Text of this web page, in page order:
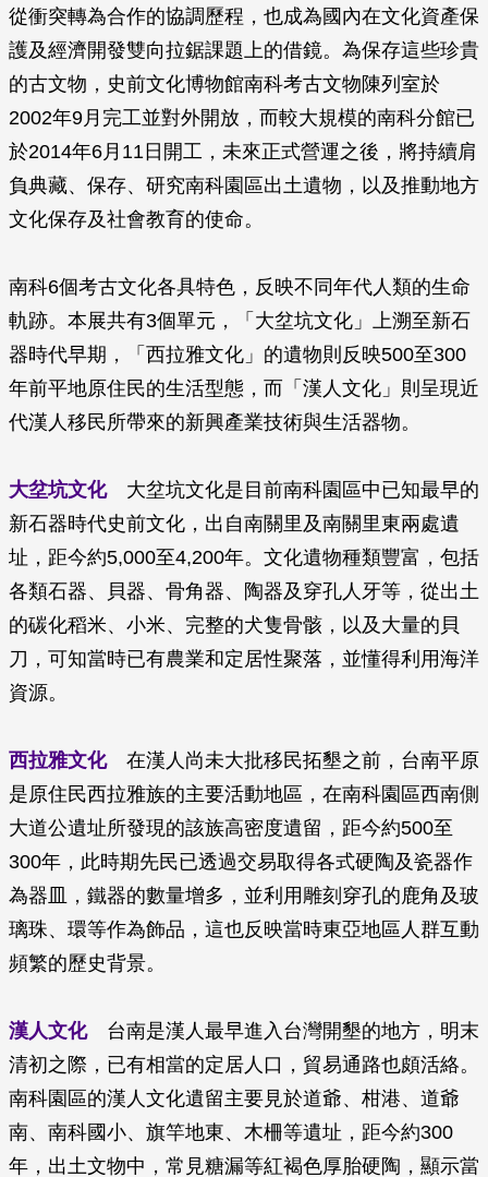
從衝突轉為合作的協調歷程，也成為國內在文化資產保
護及經濟開發雙向拉鋸課題上的借鏡。為保存這些珍貴
的古文物，史前文化博物館南科考古文物陳列室於
2002年9月完工並對外開放，而較大規模的南科分館已
於2014年6月11日開工，未來正式營運之後，將持續肩
負典藏、保存、研究南科園區出土遺物，以及推動地方
文化保存及社會教育的使命。
南科6個考古文化各具特色，反映不同年代人類的生命
軌跡。本展共有3個單元，「大坌坑文化」上溯至新石
器時代早期，「西拉雅文化」的遺物則反映500至300
年前平地原住民的生活型態，而「漢人文化」則呈現近
代漢人移民所帶來的新興產業技術與生活器物。
大坌坑文化
大坌坑文化是目前南科園區中已知最早的
新石器時代史前文化，出自南關里及南關里東兩處遺
址，距今約5,000至4,200年。文化遺物種類豐富，包括
各類石器、貝器、骨角器、陶器及穿孔人牙等，從出土
的碳化稻米、小米、完整的犬隻骨骸，以及大量的貝
刀，可知當時已有農業和定居性聚落，並懂得利用海洋
資源。
西拉雅文化在漢人尚未大批移民拓墾之前，台南平原
是原住民西拉雅族的主要活動地區，在南科園區西南側
大道公遺址所發現的該族高密度遺留，距今約500至
300年，此時期先民已透過交易取得各式硬陶及瓷器作
為器皿，鐵器的數量增多，並利用雕刻穿孔的鹿角及玻
璃珠、環等作為飾品，這也反映當時東亞地區人群互動
頻繁的歷史背景。
漢人文化台南是漢人最早進入台灣開墾的地方，明末
清初之際，已有相當的定居人口，貿易通路也頗活絡。
南科園區的漢人文化遺留主要見於道爺、柑港、道爺
南、南科國小、旗竿地東、木柵等遺址，距今約300
年，出土文物中，常見糖漏等紅褐色厚胎硬陶，顯示當